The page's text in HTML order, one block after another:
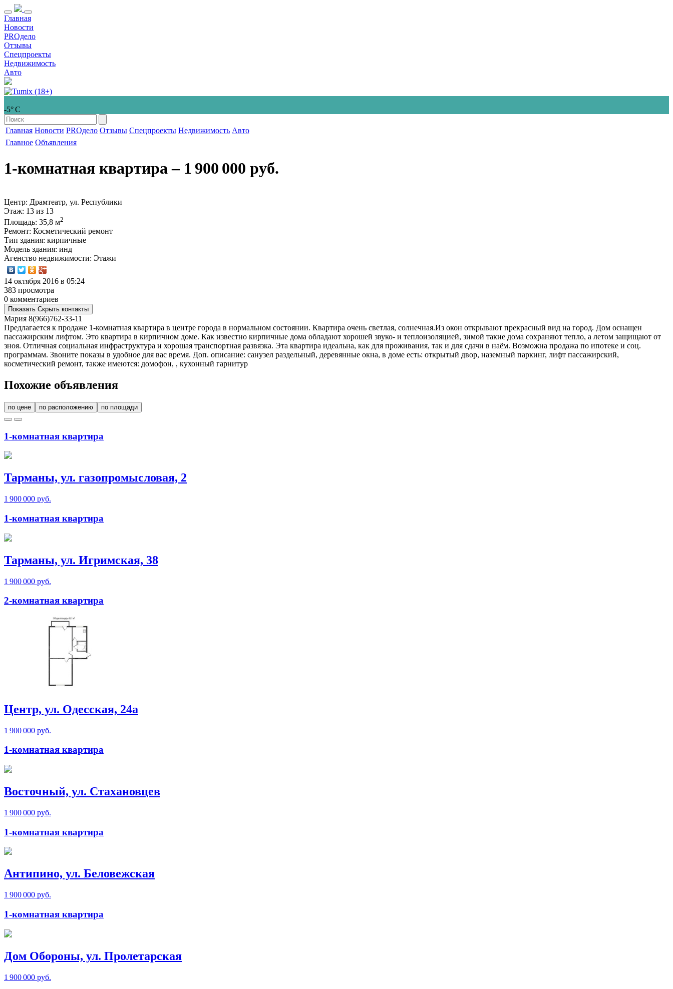
Главная
Новости
PROдело
Отзывы
Спецпроекты
Недвижимость
Авто
-5° С
Главная Новости PROдело Отзывы Спецпроекты Недвижимость Авто
Главное Объявления
1-комнатная квартира‒ 1 900 000 руб.
Центр: Драмтеатр, ул. Республики
Этаж: 13 из 13
Площадь: 35,8 м2
Ремонт: Косметический ремонт
Тип здания: кирпичные
Модель здания: инд
Агенство недвижимости: Этажи
14 октября 2016 в 05:24
383 просмотра
0 комментариев
Показать Скрыть контакты
Мария 8(966)762-33-11
Предлагается к продаже 1-комнатная квартира в центре города в нормальном состоянии. Квартира очень светлая, солнечная.Из окон открывают прекрасный вид на город. Дом оснащен
пассажирским лифтом. Это квартира в кирпичном доме. Как известно кирпичные дома обладают хорошей звуко- и теплоизоляцией, зимой такие дома сохраняют тепло, а летом защищают от
зноя. Отличная социальная инфраструктура и хорошая транспортная развязка. Эта квартира идеальна, как для проживания, так и для сдачи в наём. Возможна продажа по ипотеке и соц.
программам. Звоните показы в удобное для вас время. Доп. описание: санузел раздельный, деревянные окна, в доме есть: открытый двор, наземный паркинг, лифт пассажирский,
косметический ремонт, также имеются: домофон, , кухонный гарнитур
Похожие объявления
по цене по расположению по площади
1-комнатная квартира
Тарманы, ул. газопромысловая, 2
1 900 000 руб.
1-комнатная квартира
Тарманы, ул. Игримская, 38
1 900 000 руб.
2-комнатная квартира
Центр, ул. Одесская, 24а
1 900 000 руб.
1-комнатная квартира
Восточный, ул. Стахановцев
1 900 000 руб.
1-комнатная квартира
Антипино, ул. Беловежская
1 900 000 руб.
1-комнатная квартира
Дом Обороны, ул. Пролетарская
1 900 000 руб.